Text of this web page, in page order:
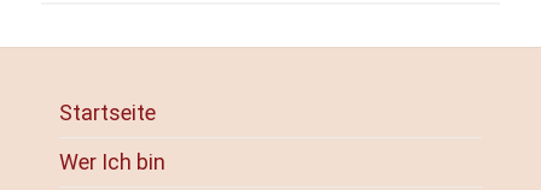
Startseite
Wer Ich bin